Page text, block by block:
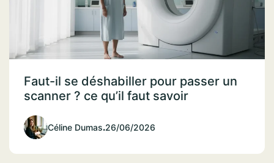
Faut-il se déshabiller pour passer un
scanner ? ce qu’il faut savoir
Céline Dumas.26/06/2026